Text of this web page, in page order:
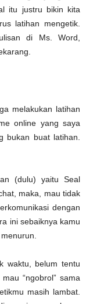
itu justru bikin kita
latihan mengetik.
di Ms. Word,
melakukan latihan
online yang saya
bukan buat latihan.
(dulu) yaitu Seal
maka, mau tidak
dengan
ini sebaiknya kamu
waktu, belum tentu
“ngobrol” sama
masih lambat.